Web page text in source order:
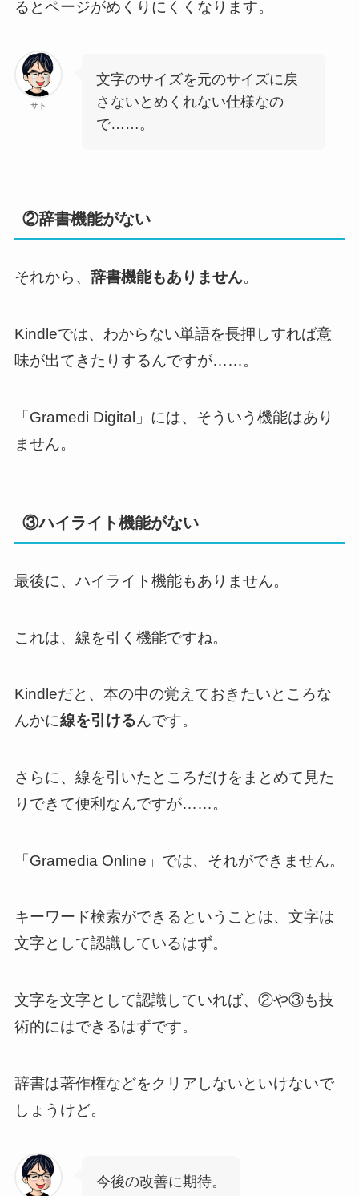
るとページがめくりにくくなります。
サト
文字のサイズを元のサイズに戻
さないとめくれない仕様なの
で……。
②辞書機能がない
それから、 辞書機能もありません。
Kindleでは、わからない単語を長押しすれば意
味が出てきたりするんですが……。
「Gramedi Digital」には、そういう機能はあり
ません。
③ハイライト機能がない
最後に、ハイライト機能もありません。
これは、線を引く機能ですね。
Kindleだと、本の中の覚えておきたいところな
んかに線を引けるんです。
さらに、線を引いたところだけをまとめて見た
りできて便利なんですが……。
「Gramedia Online」では、それができません。
キーワード検索ができるということは、文字は
文字として認識しているはず。
文字を文字として認識していれば、②や③も技
術的にはできるはずです。
辞書は著作権などをクリアしないといけないで
しょうけど。
今後の改善に期待。